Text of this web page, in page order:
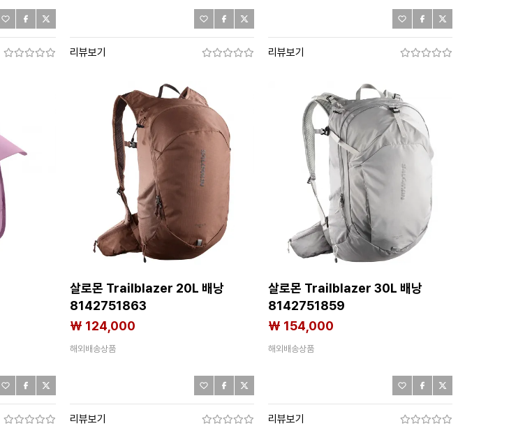
리뷰보기 리뷰보기
살로몬 Trailblazer 20L 배낭
8142751863
₩ 124,000
해외배송상품
리뷰보기
살로몬 Trailblazer 30L 배낭
8142751859
₩ 154,000
해외배송상품
리뷰보기